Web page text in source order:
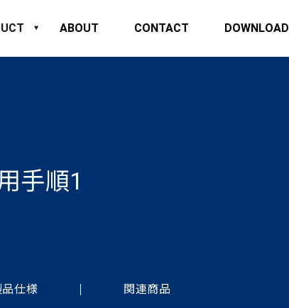
ABOUT CONTACT DOWNLOAD
手順1
品仕様 関連商品